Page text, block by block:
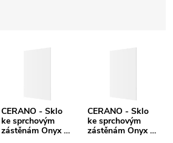
CERANO - Sklo
ke sprchovým
zástěnám Onyx -
CERANO - Sklo
ke sprchovým
zástěnám Onyx -